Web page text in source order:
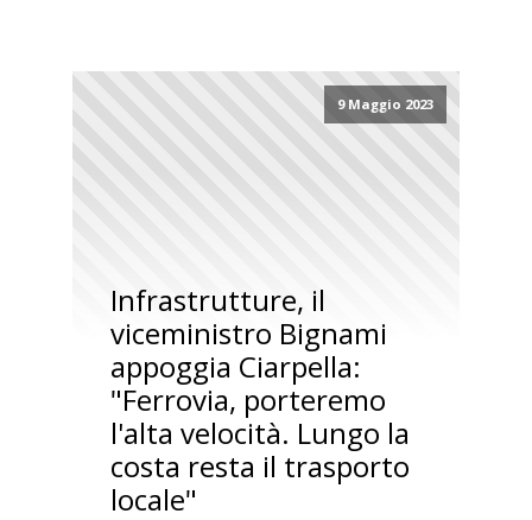
9 Maggio 2023
Infrastrutture, il
viceministro Bignami
appoggia Ciarpella:
"Ferrovia, porteremo
l'alta velocità. Lungo la
costa resta il trasporto
locale"